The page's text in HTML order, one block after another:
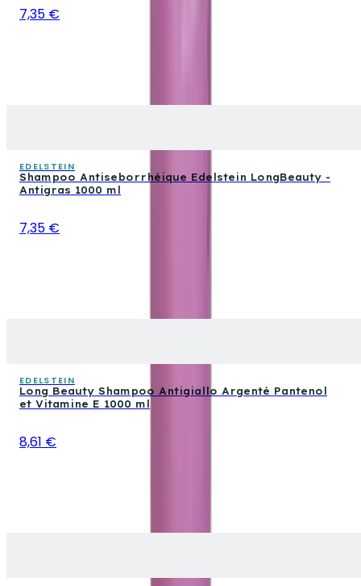
7,35 €
EDELSTEIN
Shampoo Antiseborrhéique Edelstein LongBeauty -
Antigras 1000 ml
7,35 €
EDELSTEIN
Long Beauty Shampoo Antigiallo Argenté Pantenol
et Vitamine E 1000 ml
8,61 €